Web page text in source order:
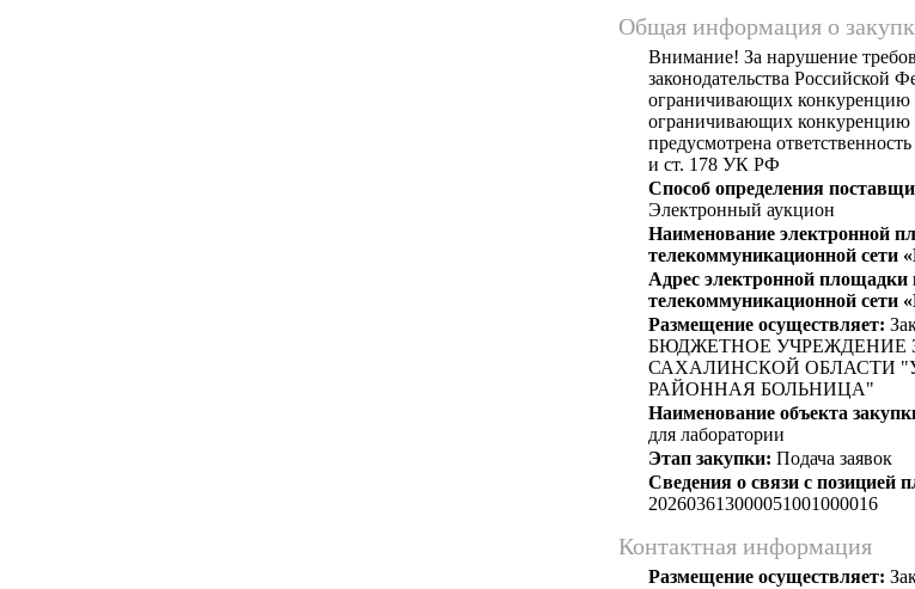
Общая информация о
Внимание! За нарушение
законодательства Российской
ограничивающих конкуренцию
ограничивающих конкуренцию
предусмотрена
и ст. 178 УК РФ
Способ определения
Электронный аукцион
Наименование электронной
телекоммуникационной сети
Адрес электронной
телекоммуникационной сети
Размещение осуществляет:
БЮДЖЕТНОЕ УЧРЕЖДЕНИЕ
САХАЛИНСКОЙ ОБЛАСТИ
РАЙОННАЯ БОЛЬНИЦА"
Наименование объекта
для лаборатории
Этап закупки: Подача заявок
Сведения о связи с позицией
202603613000051001000016
Контактная информация
Размещение осуществляет: